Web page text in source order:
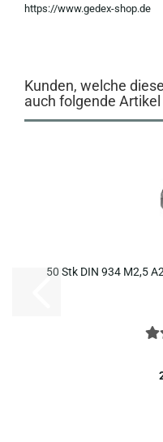
https://www.gedex-shop.de
Kunden, welche
auch folgende
50 Stk DIN 934 M2,5